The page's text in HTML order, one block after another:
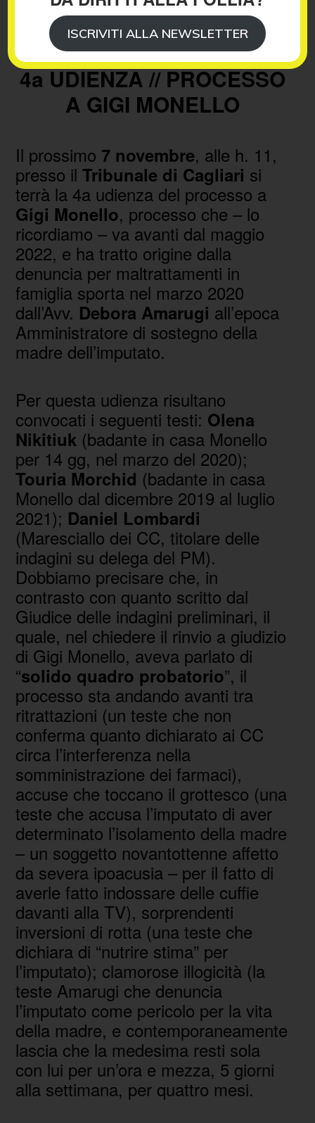
4a UDIENZA // PROCESSO
A GIGI MONELLO
Il prossimo 7 novembre, alle h. 11,
presso il Tribunale di Cagliari si
terrà la 4a udienza del processo a
Gigi Monello, processo che – lo
ricordiamo – va avanti dal maggio
2022, e ha tratto origine dalla
denuncia per maltrattamenti in
famiglia sporta nel marzo 2020
dall’Avv. Debora Amarugi all’epoca
Amministratore di sostegno della
madre dell’imputato.
Per questa udienza risultano
convocati i seguenti testi: Olena
Nikitiuk (badante in casa Monello
per 14 gg, nel marzo del 2020);
Touria Morchid (badante in casa
Monello dal dicembre 2019 al luglio
2021); Daniel Lombardi
(Maresciallo dei CC, titolare delle
indagini su delega del PM).
Dobbiamo precisare che, in
contrasto con quanto scritto dal
Giudice delle indagini preliminari, il
quale, nel chiedere il rinvio a giudizio
di Gigi Monello, aveva parlato di
“solido quadro probatorio”, il
processo sta andando avanti tra
ritrattazioni (un teste che non
conferma quanto dichiarato ai CC
circa l’interferenza nella
somministrazione dei farmaci),
accuse che toccano il grottesco (una
teste che accusa l’imputato di aver
determinato l’isolamento della madre
– un soggetto novantottenne affetto
da severa ipoacusia – per il fatto di
averle fatto indossare delle cuffie
davanti alla TV), sorprendenti
inversioni di rotta (una teste che
dichiara di “nutrire stima” per
l’imputato); clamorose illogicità (la
teste Amarugi che denuncia
l’imputato come pericolo per la vita
della madre, e contemporaneamente
lascia che la medesima resti sola
con lui per un’ora e mezza, 5 giorni
alla settimana, per quattro mesi.
ISCRIVITI ALLA NEWSLETTER